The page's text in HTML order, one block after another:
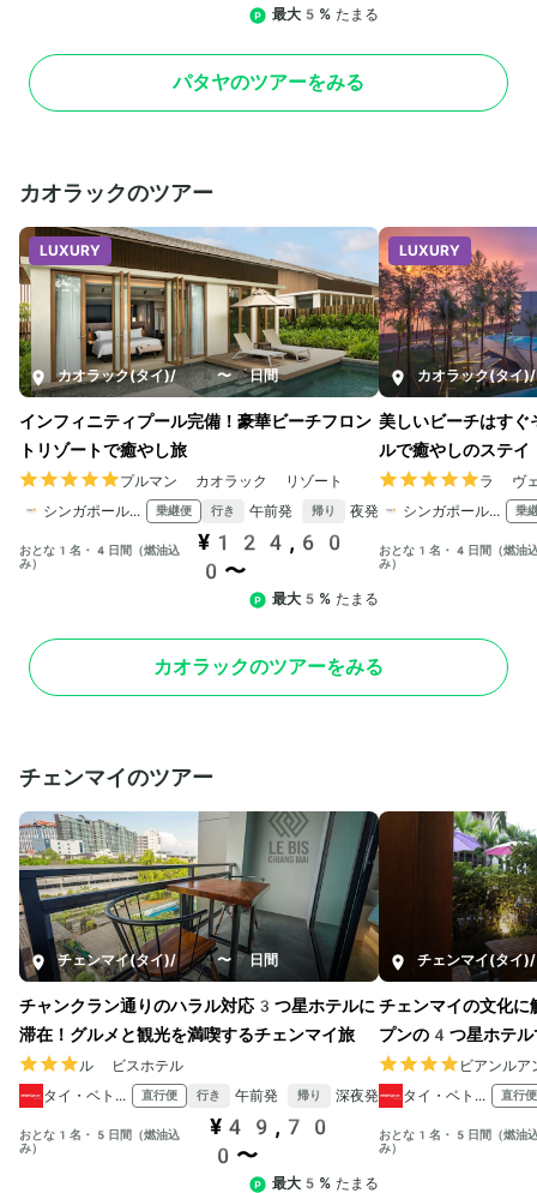
最大5% たまる
パタヤのツアーをみる
カオラックのツアー
LUXURY
カオラック(タイ)/ 4〜8日間
インフィニティプール完備！豪華ビーチフロン
トリゾートで癒やし旅
プルマン カオラック リゾート
シンガポール航空
乗継便 行き 午前発 帰り 夜発
おとな1名・4日間（燃油込
み）
¥124,60
0〜
最大5% たまる
LUXURY
カオラック(タイ)/
美しいビーチはす
ルで癒やしのステイ
ラ ヴ
シンガポール航空
乗
おとな1名・4日間（燃油
み）
カオラックのツアーをみる
チェンマイのツアー
チェンマイ(タイ)/ 4〜7日間
チャンクラン通りのハラル対応3つ星ホテルに
滞在！グルメと観光を満喫するチェンマイ旅
ル ビスホテル
タイ・ベトジェットエア
直行便 行き 午前発 帰り 深夜発
おとな1名・5日間（燃油込
み）
¥49,70
0〜
最大5% たまる
チェンマイ(タイ)/
チェンマイの文
プンの4つ星ホテル
ビアンル
タイ・ベトジェットエア
直行便
おとな1名・5日間（燃油
み）